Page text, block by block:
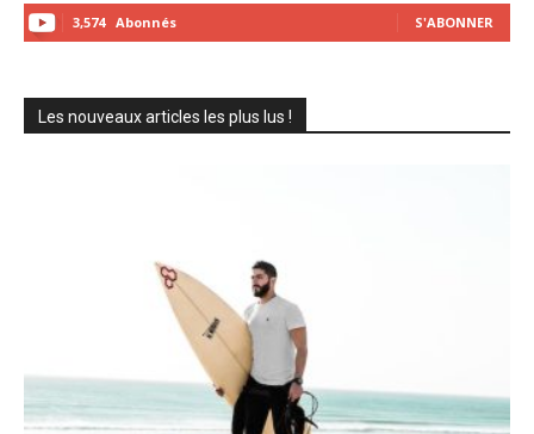
3,574 Abonnés S'ABONNER
Les nouveaux articles les plus lus !